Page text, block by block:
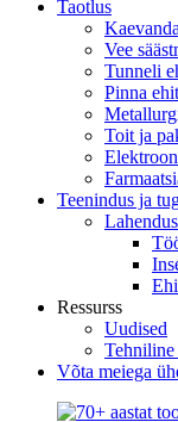
Taotlus
Vee
Tunneli
Pinna
Toit ja
Teenindus ja
Ressurss
Uudised
Tehniline
Võta meiega